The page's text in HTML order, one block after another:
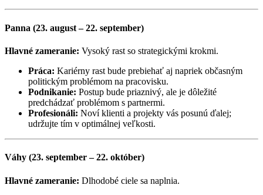
Panna (23. august – 22. september)
Hlavné zameranie: Vysoký rast so strategickými krokmi.
Práca: Kariérny rast bude prebiehať aj napriek občasným
politickým problémom na pracovisku.
Podnikanie: Postup bude priaznivý, ale je dôležité
predchádzať problémom s partnermi.
Profesionáli: Noví klienti a projekty vás posunú ďalej;
udržujte tím v optimálnej veľkosti.
Váhy (23. september – 22. október)
Hlavné zameranie: Dlhodobé ciele sa naplnia.